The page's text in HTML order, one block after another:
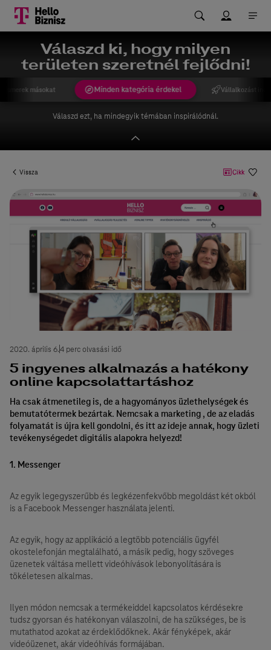
Válaszd ki, hogy milyen
területen szeretnél fejlődni!
Minden kategória érdekel Vállalkozást
másokat
Válaszd ezt, ha mindegyik témában inspirálódnál.
Vissza Cikk
5 ingyenes alkalmazás a hatékony
online kapcsolattartáshoz
Ha csak átmenetileg is, de a hagyományos üzlethelységek és
bemutatótermek bezártak. Nemcsak a marketing , de az eladás
folyamatát is újra kell gondolni, és itt az ideje annak, hogy üzleti
tevékenységedet digitális alapokra helyezd!
2020. április 6.4 perc olvasási idő
1. Messenger
Az egyik legegyszerűbb és legkézenfekvőbb megoldást két okból
is a Facebook Messenger használata jelenti.
Az egyik, hogy az applikáció a legtöbb potenciális ügyfél
okostelefonján megtalálható, a másik pedig, hogy szöveges
üzenetek váltása mellett videóhívások lebonyolítására is
tökéletesen alkalmas.
Ilyen módon nemcsak a termékeiddel kapcsolatos kérdésekre
tudsz gyorsan és hatékonyan válaszolni, de ha szükséges, be is
mutathatod azokat az érdeklődőknek. Akár fényképek, akár
videóüzenet, akár videóhívás formájában.